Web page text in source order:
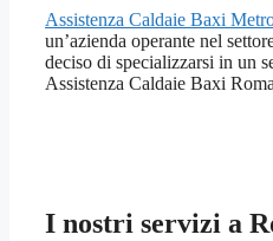
Assistenza Caldaie Baxi
un’azienda operante nel
deciso di specializzarsi in un
Assistenza Caldaie Baxi
I nostri servizi a